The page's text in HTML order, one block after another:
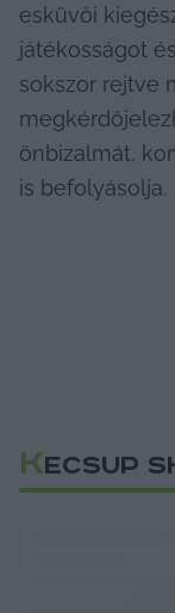
esküvői
játékosságot
sokszor rejtve
önbizalmát,
is befolyásolja.
KECSUP